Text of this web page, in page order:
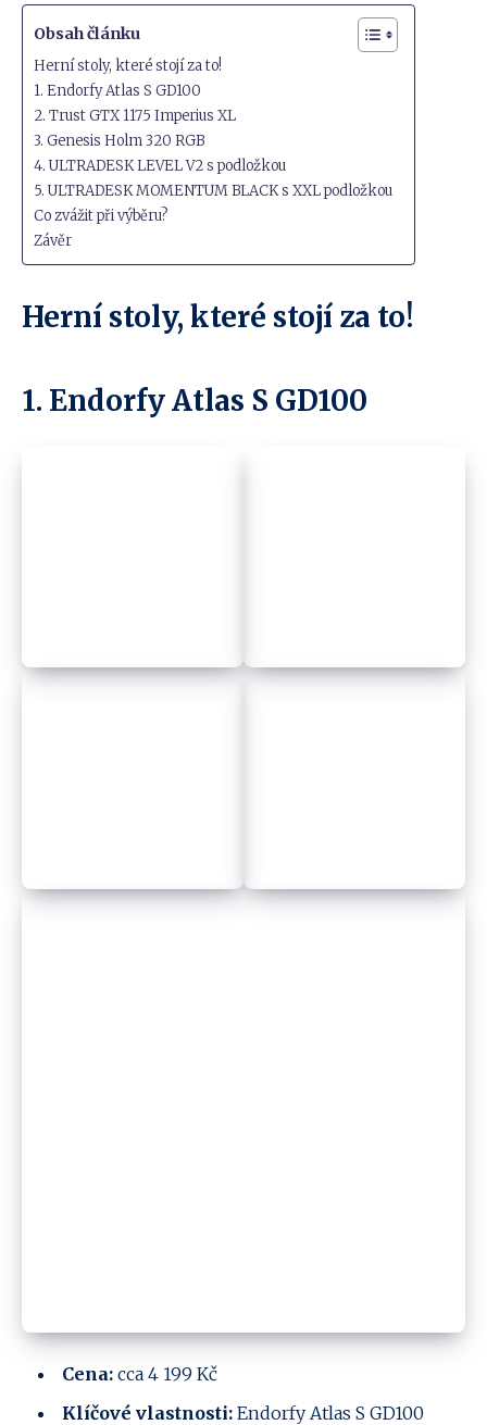
Obsah článku
Herní stoly, které stojí za to!
1. Endorfy Atlas S GD100
2. Trust GTX 1175 Imperius XL
3. Genesis Holm 320 RGB
4. ULTRADESK LEVEL V2 s podložkou
5. ULTRADESK MOMENTUM BLACK s XXL podložkou
Co zvážit při výběru?
Závěr
Herní stoly, které stojí za to!
1. Endorfy Atlas S GD100
Cena: cca 4 199 Kč
Klíčové vlastnosti: Endorfy Atlas S GD100